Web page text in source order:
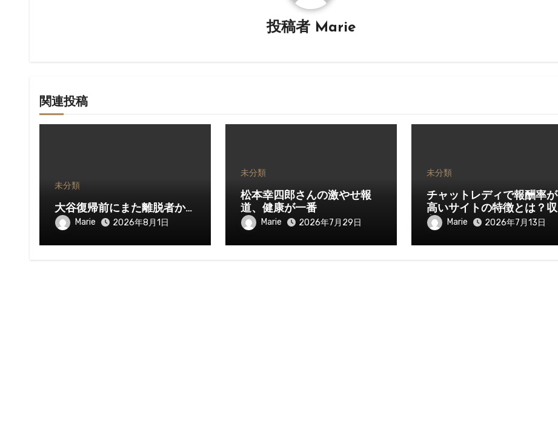
投稿者 Marie
関連投稿
未分類
大谷復帰前にまた離脱者か…
Marie 2026年8月1日
未分類
松本幸四郎さんの激やせ報
道、健康が一番
Marie 2026年7月29日
未分類
チャットレディで報酬率が
高いサイトの特徴とは？収
入を伸ばすために知ってお
きたいポイント
Marie 2026年7月13日